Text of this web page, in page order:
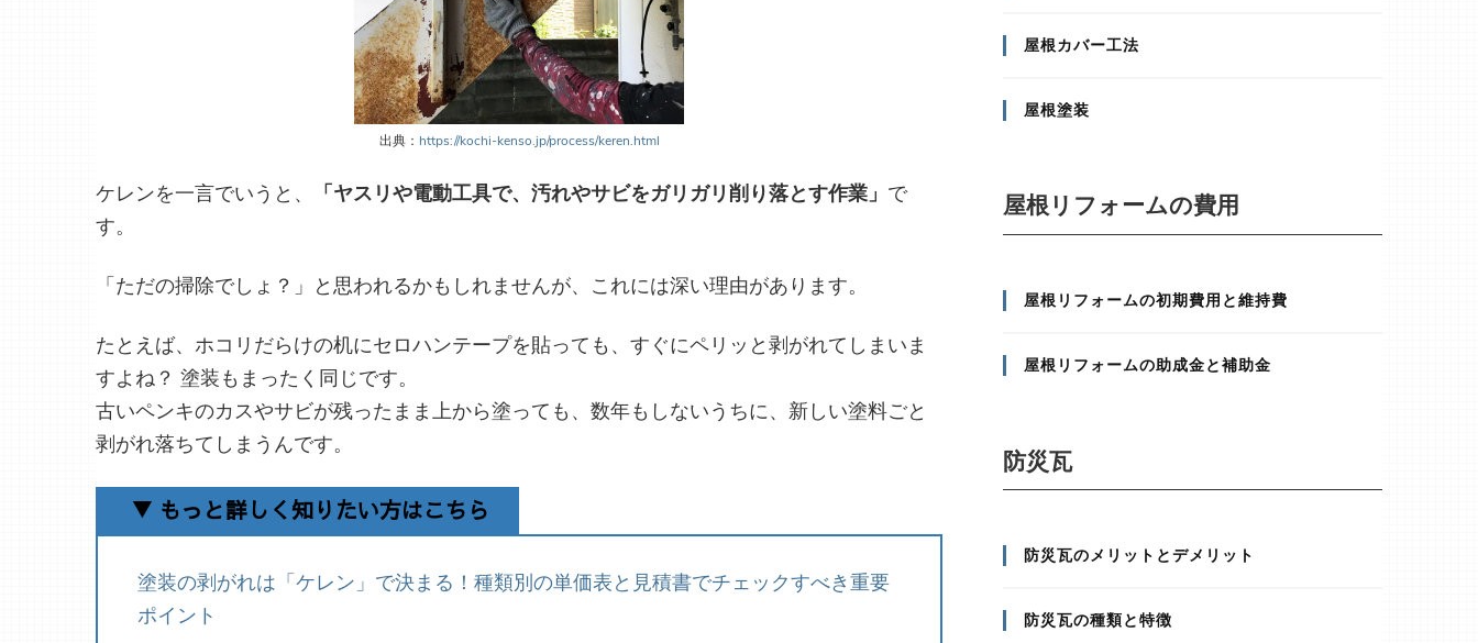
出典： https://kochi-kenso.jp/process/keren.html
ケレンを一言でいうと、 「ヤスリや電動工具で、汚れやサビをガリガリ削り落とす作業」 で
す。
「ただの掃除でしょ？」と思われるかもしれませんが、これには深い理由があります。
たとえば、ホコリだらけの机にセロハンテープを貼っても、すぐにペリッと剥がれてしまいま
すよね？ 塗装もまったく同じです。
古いペンキのカスやサビが残ったまま上から塗っても、数年もしないうちに、新しい塗料ごと
剥がれ落ちてしまうんです。
▼ もっと詳しく知りたい方はこちら
塗装の剥がれは「ケレン」で決まる！種類別の単価表と見積書でチェックすべき重要
ポイント
屋根カバー工法
屋根塗装
屋根リフォームの費用
屋根リフォームの初期費用と維持費
屋根リフォームの助成金と補助金
防災瓦
防災瓦のメリットとデメリット
防災瓦の種類と特徴